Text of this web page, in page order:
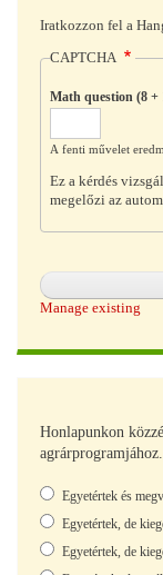
Iratkozzon fel a
CAPTCHA
Math question (8 +
A fenti művelet
Ez a kérdés
megelőzi az
Manage existing
Honlapunkon
Választások
Egyetértek és
Egyetértek, de
Egyetértek, de